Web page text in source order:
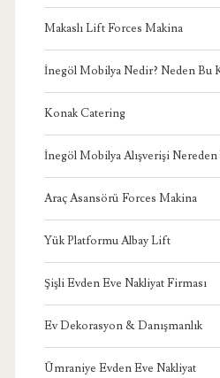
Makaslı Lift Forces Makina
İnegöl Mobilya Nedir? Neden Bu
Konak Catering
İnegöl Mobilya Alışverişi Nereden
Araç Asansörü Forces Makina
Yük Platformu Albay Lift
Şişli Evden Eve Nakliyat Firması
Ev Dekorasyon & Danışmanlık
Ümraniye Evden Eve Nakliyat